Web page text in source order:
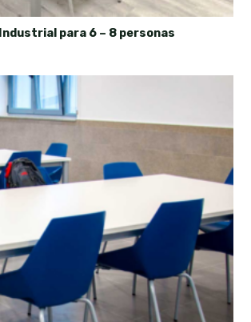
para 6 – 8 personas